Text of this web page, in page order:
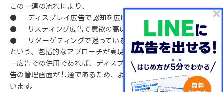
この一連の流れにより、
● ディスプレイ広告で認知を広げる
● リスティング広告で意欲の高い層を獲得する
● リターゲティングで迷っている層を後押しする
という、包括的なアプローチが実現できます。なお、LINEヤフ
ー広告での併用であれば、ディスプレイ広告とリスティング広
告の管理画面が共通であるため、より使いやすい仕様になって
います。